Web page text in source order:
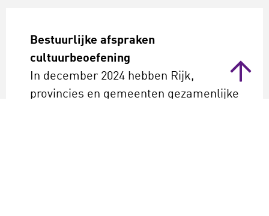
Bestuurlijke afspraken
cultuurbeoefening
In december 2024 hebben Rijk,
provincies en gemeenten gezamenlijke